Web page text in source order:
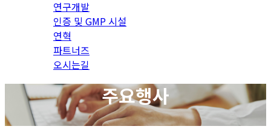
연구개발
인증 및 GMP 시설
연혁
파트너즈
오시는길
주요행사